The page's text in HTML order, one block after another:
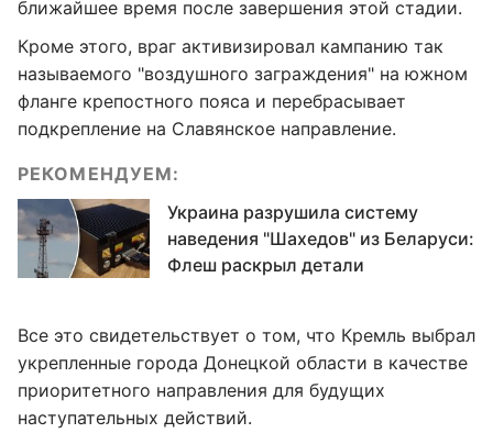
ближайшее время после завершения этой стадии.
Кроме этого, враг активизировал кампанию так
называемого "воздушного заграждения" на южном
фланге крепостного пояса и перебрасывает
подкрепление на Славянское направление.
РЕКОМЕНДУЕМ:
Украина разрушила систему
наведения "Шахедов" из Беларуси:
Флеш раскрыл детали
Все это свидетельствует о том, что Кремль выбрал
укрепленные города Донецкой области в качестве
приоритетного направления для будущих
наступательных действий.